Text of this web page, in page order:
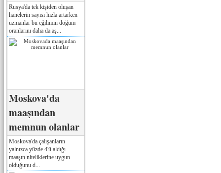
Rusya'da tek kişiden oluşan
hanelerin sayısı hızla artarken
uzmanlar bu eğilimin doğum
oranlarını daha da aş...
Moskova'da
maaşından
memnun olanlar
Moskova'da çalışanların
yalnızca yüzde 4'ü aldığı
maaşın niteliklerine uygun
olduğunu d...